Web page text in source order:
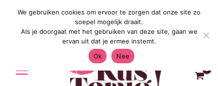
Gratis Verzending in Nederland &
We gebruiken cookies om ervoor te zorgen dat onze site zo
soepel mogelijk draait.
Als je doorgaat met het gebruiken van deze site, gaan we
ervan uit dat je ermee instemt.
Ok
Nee